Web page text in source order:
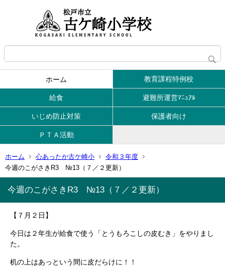
ホーム 教育課程特例校
給食 避難所運営ﾏﾆｭｱﾙ
いじめ防止対策 保護者向け
ＰＴＡ活動
ホーム 心あったか古ケ崎小
令和３年度
今週のこがさきR3 №13（７／２更新）
今週のこがさきR3 №13（７／２更新）
【７月２日】
今日は２年生が給食で使う「とうもろこしの皮むき」をやりまし
た。
机の上はあっという間に皮だらけに！！